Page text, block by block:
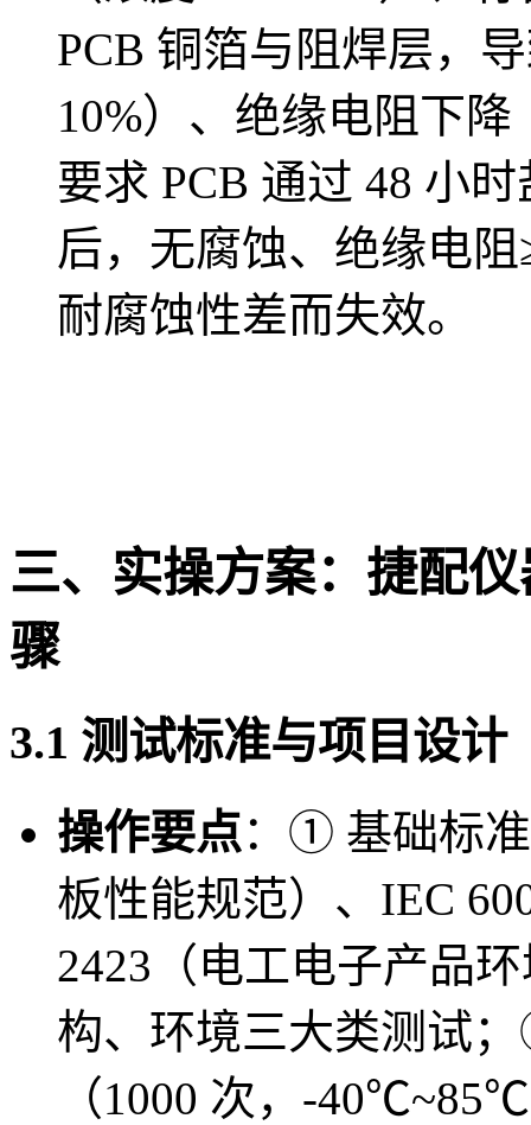
PCB 铜箔与阻焊层，
10%）、绝缘电阻下降
要求 PCB 通过 48 小
后，无腐蚀、绝缘电
耐腐蚀性差而失效。
三、实操方案：捷配
骤
3.1 测试标准与项目设计
操作要点：① 基础标准
板性能规范）、IEC
2423（电工电子产品
构、环境三大类测试
（1000 次，-